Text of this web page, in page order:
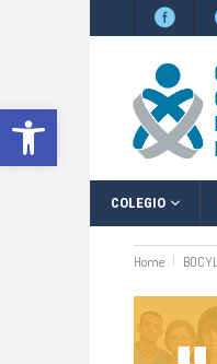
Abrir barra de herramientas
COLEGIO
Home BOCYL